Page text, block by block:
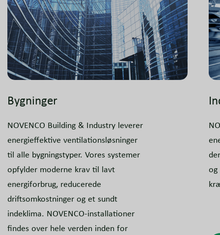
Bygninger
NOVENCO Building & Industry leverer
energieffektive ventilationsløsninger
til alle bygningstyper. Vores systemer
opfylder moderne krav til lavt
energiforbrug, reducerede
driftsomkostninger og et sundt
indeklima. NOVENCO-installationer
findes over hele verden inden for
og